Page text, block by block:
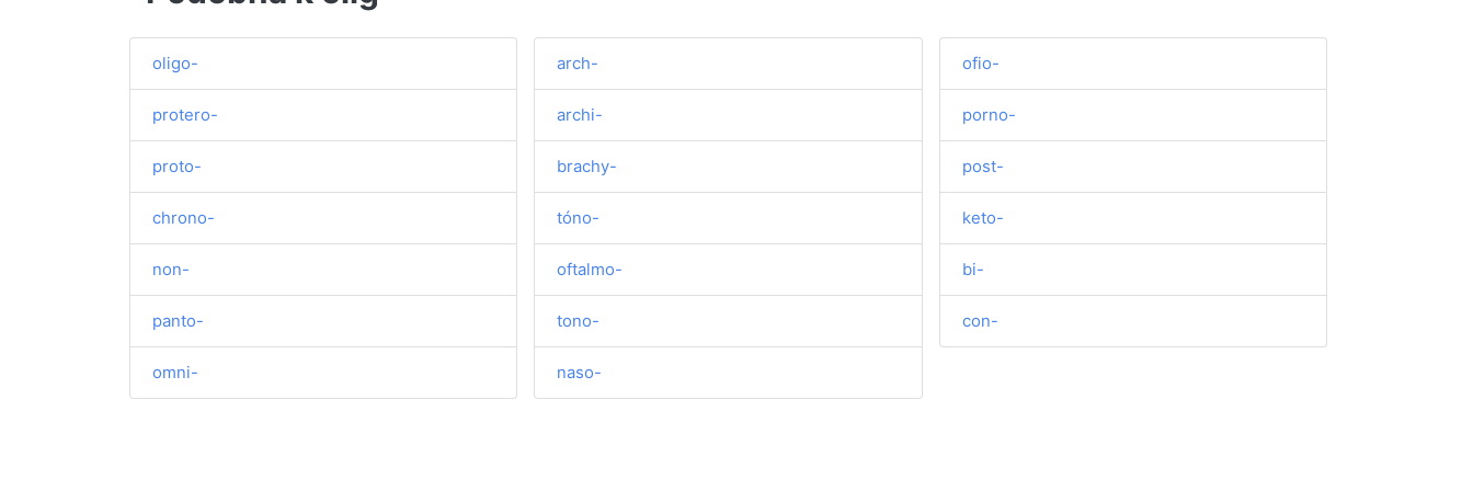
oligo-
protero-
proto-
chrono-
non-
panto-
omni-
arch-
archi-
brachy-
tóno-
oftalmo-
tono-
naso-
ofio-
porno-
post-
keto-
bi-
con-